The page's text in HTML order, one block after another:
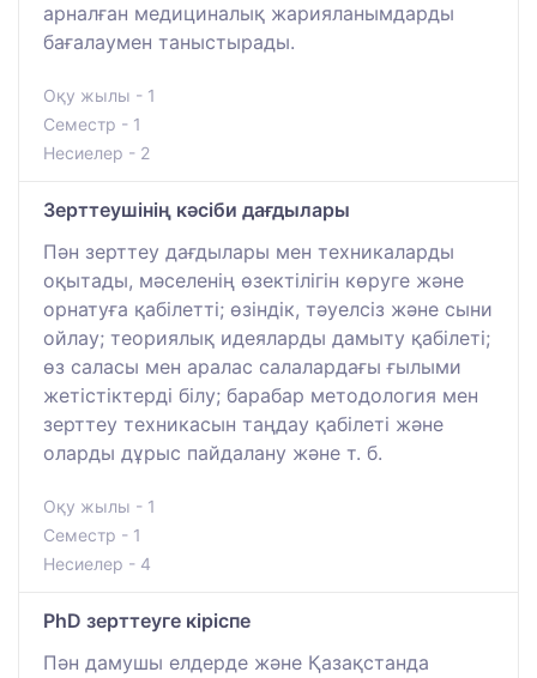
арналған медициналық жарияланымдарды
бағалаумен таныстырады.
Оқу жылы - 1
Семестр - 1
Несиелер - 2
Зерттеушінің кәсіби дағдылары
Пән зерттеу дағдылары мен техникаларды
оқытады, мәселенің өзектілігін көруге және
орнатуға қабілетті; өзіндік, тәуелсіз және сыни
ойлау; теориялық идеяларды дамыту қабілеті;
өз саласы мен аралас салалардағы ғылыми
жетістіктерді білу; барабар методология мен
зерттеу техникасын таңдау қабілеті және
оларды дұрыс пайдалану және т. б.
Оқу жылы - 1
Семестр - 1
Несиелер - 4
PhD зерттеуге кіріспе
Пән дамушы елдерде және Қазақстанда